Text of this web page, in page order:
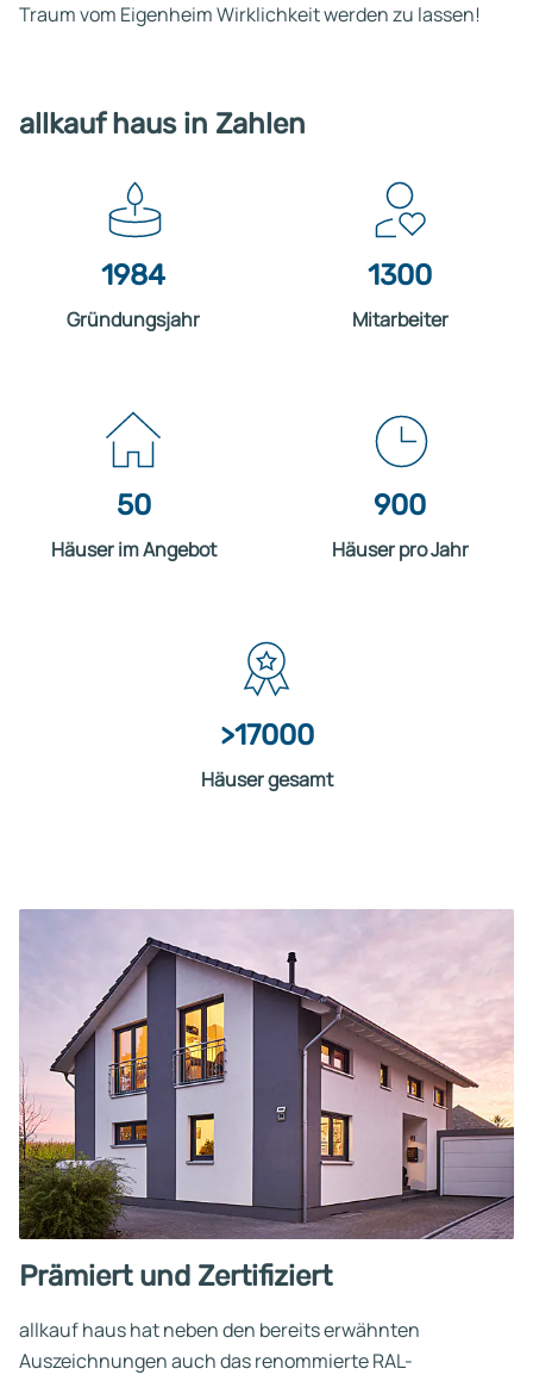
Traum vom Eigenheim Wirklichkeit werden zu lassen!
allkauf haus in Zahlen
1984
Gründungsjahr
1300
Mitarbeiter
50
Häuser im Angebot
900
Häuser pro Jahr
>17000
Häuser gesamt
Prämiert und Zertifiziert
allkauf haus hat neben den bereits erwähnten
Auszeichnungen auch das renommierte RAL-